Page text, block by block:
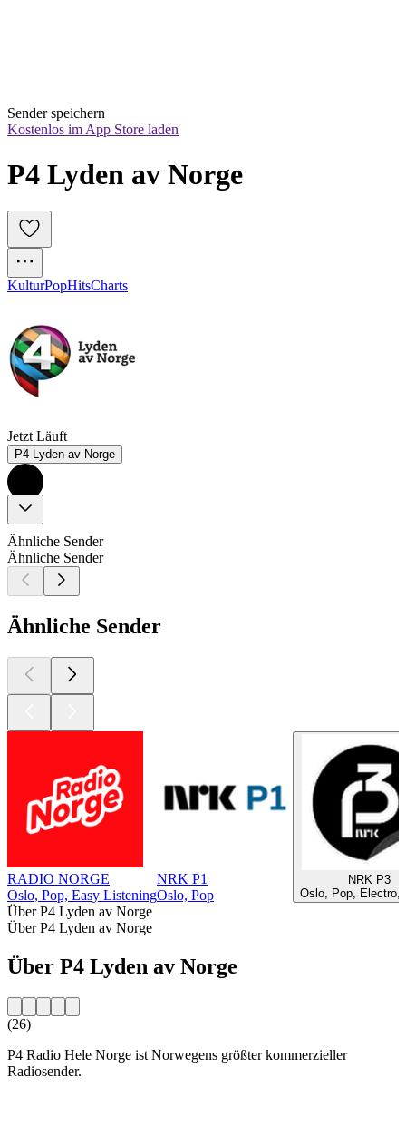
Sender speichern
Kostenlos im App Store laden
P4 Lyden av Norge
KulturPopHitsCharts
Jetzt Läuft
P4 Lyden av Norge
Ähnliche Sender
Ähnliche Sender
Ähnliche Sender
RADIO NORGE
Oslo, Pop, Easy Listening
NRK P1
Oslo, Pop
NRK P3
Oslo, Pop, Electro,
Über P4 Lyden av Norge
Über P4 Lyden av Norge
Über P4 Lyden av Norge
(26)
P4 Radio Hele Norge ist Norwegens größter kommerzieller
Radiosender.